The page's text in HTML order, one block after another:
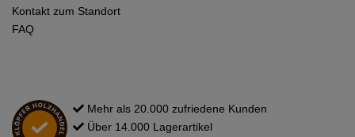
Kontakt zum Standort
FAQ
Mehr als 20.000 zufriedene Kunden
Über 14.000 Lagerartikel